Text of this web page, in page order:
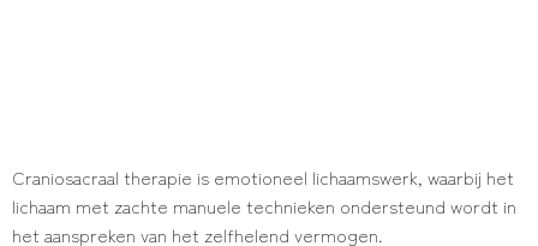
Craniosacraal therapie is emotioneel lichaamswerk, waarbij het
lichaam met zachte manuele technieken ondersteund wordt in
het aanspreken van het zelfhelend vermogen.